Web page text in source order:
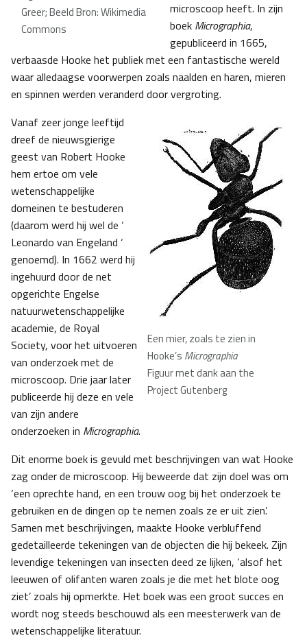
Greer; Beeld Bron: Wikimedia
Commons
microscoop heeft. In zijn
boek Micrographia,
gepubliceerd in 1665,
verbaasde Hooke het publiek met een fantastische wereld
waar alledaagse voorwerpen zoals naalden en haren, mieren
en spinnen werden veranderd door vergroting.
Een mier, zoals te zien in
Hooke’s Micrographia
Figuur met dank aan the
Project Gutenberg
Vanaf zeer jonge leeftijd
dreef de nieuwsgierige
geest van Robert Hooke
hem ertoe om vele
wetenschappelijke
domeinen te bestuderen
(daarom werd hij wel de ‘
Leonardo van Engeland ‘
genoemd). In 1662 werd hij
ingehuurd door de net
opgerichte Engelse
natuurwetenschappelijke
academie, de Royal
Society, voor het uitvoeren
van onderzoek met de
microscoop. Drie jaar later
publiceerde hij deze en vele
van zijn andere
onderzoeken in Micrographia.
Dit enorme boek is gevuld met beschrijvingen van wat Hooke
zag onder de microscoop. Hij beweerde dat zijn doel was om
‘een oprechte hand, en een trouw oog bij het onderzoek te
gebruiken en de dingen op te nemen zoals ze er uit zien’.
Samen met beschrijvingen, maakte Hooke verbluffend
gedetailleerde tekeningen van de objecten die hij bekeek. Zijn
levendige tekeningen van insecten deed ze lijken, ‘alsof het
leeuwen of olifanten waren zoals je die met het blote oog
ziet’ zoals hij opmerkte. Het boek was een groot succes en
wordt nog steeds beschouwd als een meesterwerk van de
wetenschappelijke literatuur.